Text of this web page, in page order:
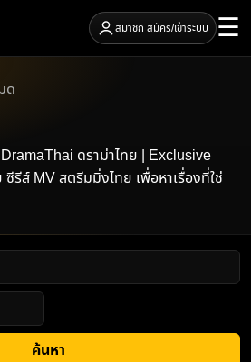
สมาชิก สมัคร/เข้าระบบ ☰
ด
ดราม่าไทย | Exclusive
รีส์ MV สตรีมมิ่งไทย เพื่อหาเรื่องที่ใช่
ค้นหา